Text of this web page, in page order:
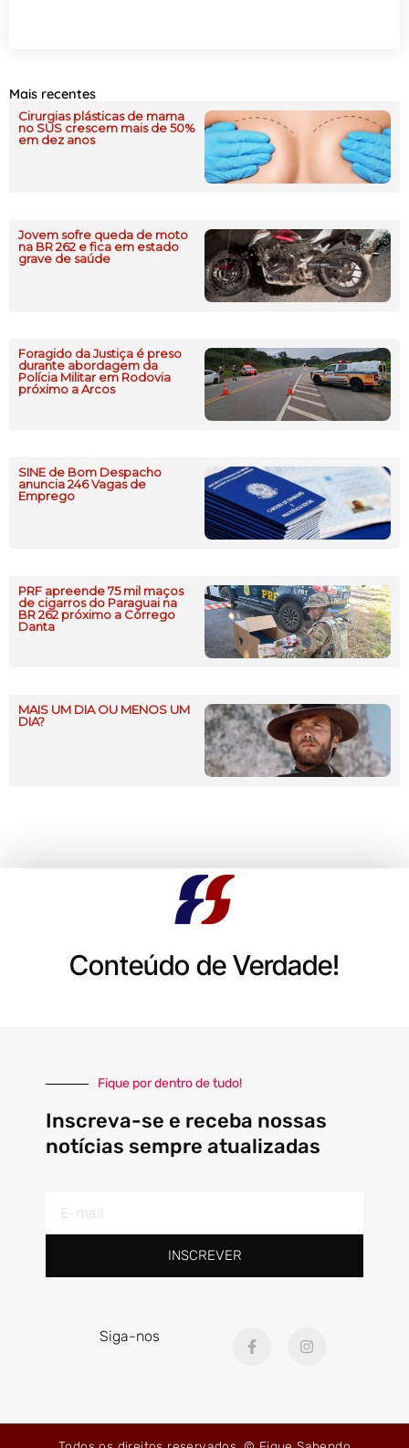
Mais recentes
Cirurgias plásticas de mama
no SUS crescem mais de 50%
em dez anos
Jovem sofre queda de moto
na BR 262 e fica em estado
grave de saúde
Foragido da Justiça é preso
durante abordagem da
Polícia Militar em Rodovia
próximo a Arcos
SINE de Bom Despacho
anuncia 246 Vagas de
Emprego
PRF apreende 75 mil maços
de cigarros do Paraguai na
BR 262 próximo a Córrego
Danta
MAIS UM DIA OU MENOS UM
DIA?
Conteúdo de Verdade!
Fique por dentro de tudo!
Inscreva-se e receba nossas
notícias sempre atualizadas
mail
INSCREVER
Siga-nos
a
o
n
r